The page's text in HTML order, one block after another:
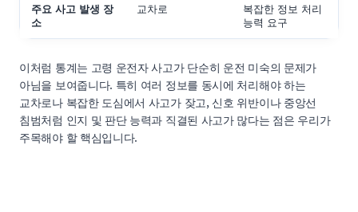
주요 사고 발생 장
소
교차로
복잡한 정보 처리
능력 요구
이처럼 통계는 고령 운전자 사고가 단순히 운전 미숙의 문제가
아님을 보여줍니다. 특히 여러 정보를 동시에 처리해야 하는
교차로나 복잡한 도심에서 사고가 잦고, 신호 위반이나 중앙선
침범처럼 인지 및 판단 능력과 직결된 사고가 많다는 점은 우리가
주목해야 할 핵심입니다.